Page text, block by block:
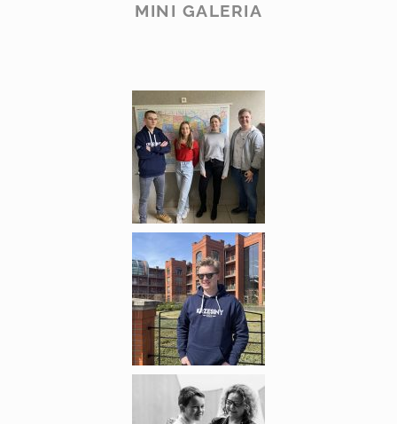
MINI GALERIA